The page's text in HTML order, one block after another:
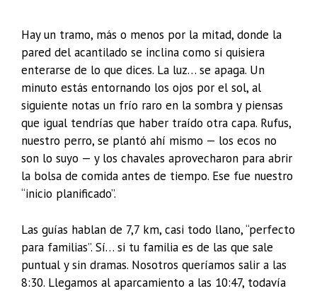
Hay un tramo, más o menos por la mitad, donde la
pared del acantilado se inclina como si quisiera
enterarse de lo que dices. La luz… se apaga. Un
minuto estás entornando los ojos por el sol, al
siguiente notas un frío raro en la sombra y piensas
que igual tendrías que haber traído otra capa. Rufus,
nuestro perro, se plantó ahí mismo — los ecos no
son lo suyo — y los chavales aprovecharon para abrir
la bolsa de comida antes de tiempo. Ese fue nuestro
“inicio planificado”.
Las guías hablan de 7,7 km, casi todo llano, “perfecto
para familias”. Sí… si tu familia es de las que sale
puntual y sin dramas. Nosotros queríamos salir a las
8:30. Llegamos al aparcamiento a las 10:47, todavía